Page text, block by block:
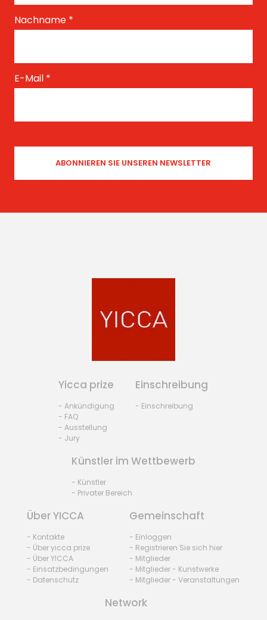
Nachname *
E-Mail *
Yicca prize
- Ankündigung
- FAQ
- Ausstellung
- Jury
Einschreibung
- Einschreibung
Künstler im Wettbewerb
- Künstler
- Privater Bereich
Über YICCA
- Kontakte
- Über yicca prize
- Über YICCA
- Einsatzbedingungen
- Datenschutz
Gemeinschaft
- Einloggen
- Registrieren Sie sich hier
- Mitglieder
- Mitglieder - Kunstwerke
- Mitglieder - Veranstaltungen
Network